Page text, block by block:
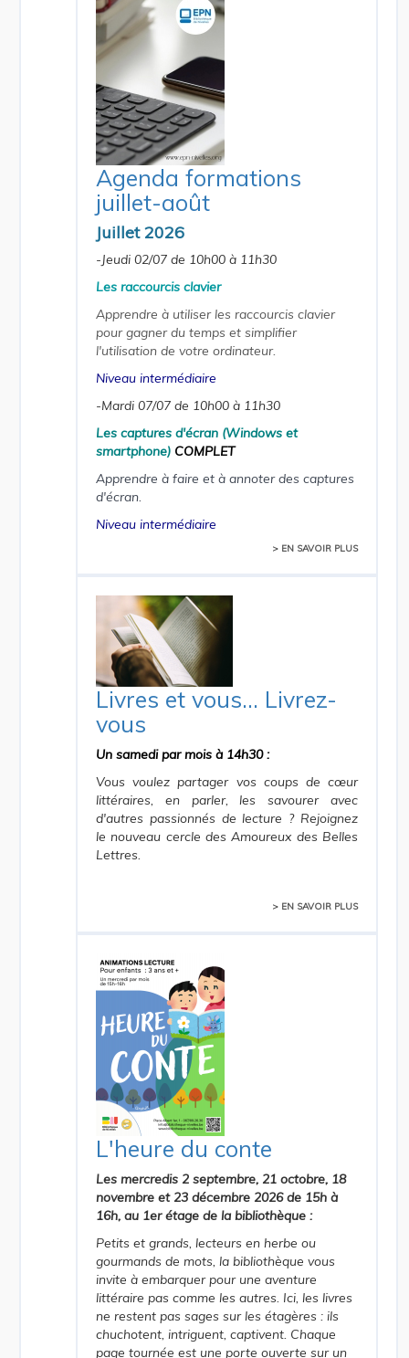
Agenda formations
juillet-août
Juillet 2026
-Jeudi 02/07 de 10h00 à 11h30
Les raccourcis clavier
Apprendre à utiliser les raccourcis clavier
pour gagner du temps et simplifier
l'utilisation de votre ordinateur.
Niveau intermédiaire
-Mardi 07/07 de 10h00 à 11h30
Les captures d'écran (Windows et
smartphone) COMPLET
Apprendre à faire et à annoter des captures
d'écran.
Niveau intermédiaire
> EN SAVOIR PLUS
Livres et vous... Livrez-
vous
Un samedi par mois à 14h30 :
Vous voulez partager vos coups de cœur
littéraires, en parler, les savourer avec
d'autres passionnés de lecture ? Rejoignez
le nouveau cercle des Amoureux des Belles
Lettres.
> EN SAVOIR PLUS
L'heure du conte
Les mercredis 2 septembre, 21 octobre, 18
novembre et 23 décembre 2026 de 15h à
16h, au 1er étage de la bibliothèque :
Petits et grands, lecteurs en herbe ou
gourmands de mots, la bibliothèque vous
invite à embarquer pour une aventure
littéraire pas comme les autres. Ici, les livres
ne restent pas sages sur les étagères : ils
chuchotent, intriguent, captivent. Chaque
page tournée est une porte ouverte sur un